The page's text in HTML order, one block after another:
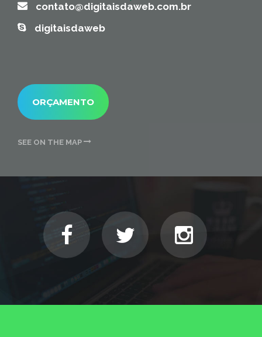
contato@digitaisdaweb.com.br
digitaisdaweb
ORÇAMENTO
SEE ON THE MAP